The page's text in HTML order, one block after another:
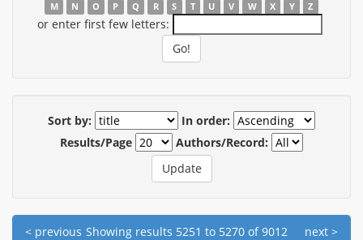
M
N O P Q R S T U V W X Y Z
or enter first few letters:
Sort by:
In order:
Results/Page
Authors/Record:
Showing results 5251 to 5270 of 9012
< previous next >